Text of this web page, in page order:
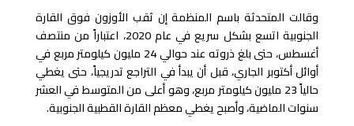
وقالت المتحدثة باسم المنظمة إن ثقب الأوزون فوق القارة
الجنوبية اتسع بشكل سريع في عام 2020، اعتباراً من منتصف
أغسطس، حتى بلغ ذروته عند حوالي 24 مليون كيلومتر مربع في
أوائل أكتوبر الجاري، قبل أن يبدأ في التراجع تدريجياً، حتى يغطي
حالياً 23 مليون كيلومتر مربع، وهو أعلى من المتوسط في العشر
سنوات الماضية، وأصبح يغطي معظم القارة القطبية الجنوبية.